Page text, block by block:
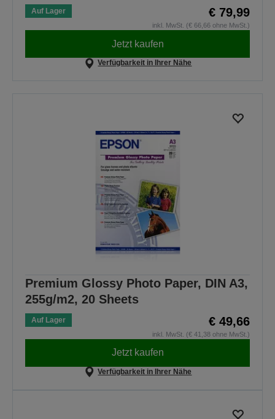
Auf Lager € 79,99
inkl. MwSt. (€ 66,66 ohne MwSt.)
Jetzt kaufen
Verfügbarkeit in Ihrer Nähe
Premium Glossy Photo Paper, DIN A3,
255g/m2, 20 Sheets
Auf Lager € 49,66
inkl. MwSt. (€ 41,38 ohne MwSt.)
Jetzt kaufen
Verfügbarkeit in Ihrer Nähe